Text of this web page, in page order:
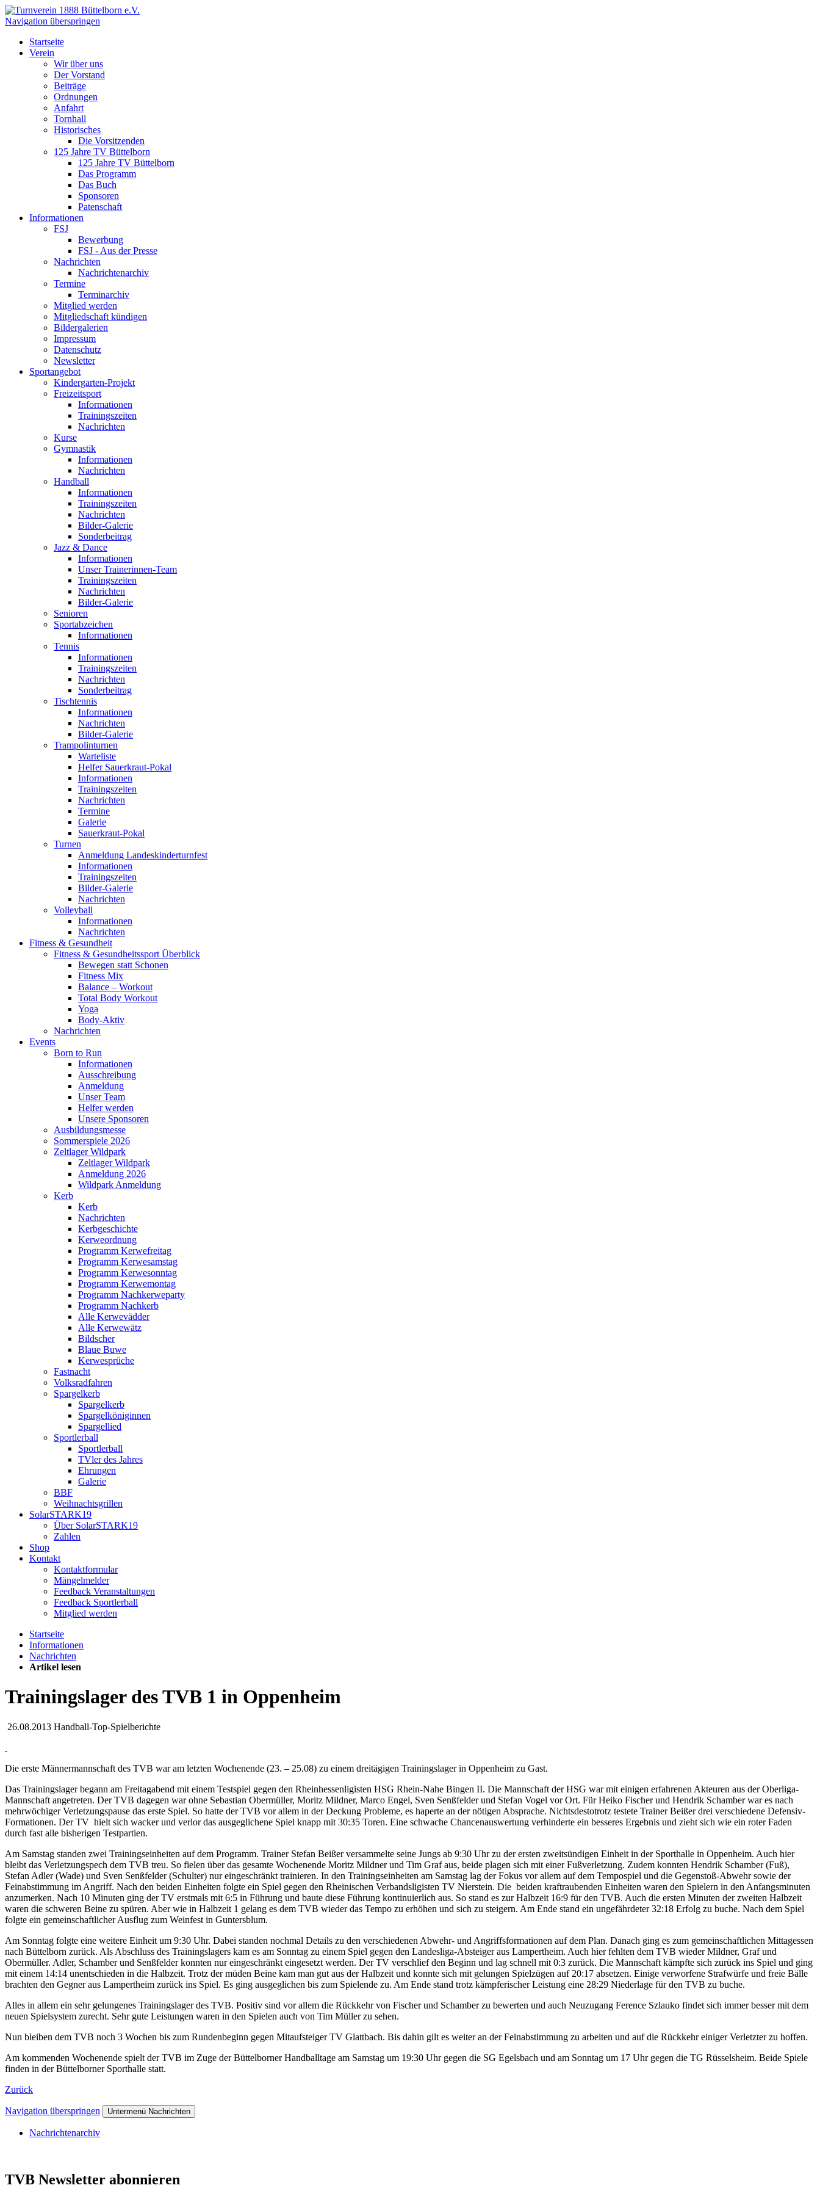
Navigation überspringen
Startseite
Verein
Wir über uns
Der Vorstand
Beiträge
Ordnungen
Anfahrt
Tornhall
Historisches
Die Vorsitzenden
125 Jahre TV Büttelborn
125 Jahre TV Büttelborn
Das Programm
Das Buch
Sponsoren
Patenschaft
Informationen
FSJ
Bewerbung
FSJ - Aus der Presse
Nachrichten
Nachrichtenarchiv
Termine
Terminarchiv
Mitglied werden
Mitgliedschaft kündigen
Bildergalerien
Impressum
Datenschutz
Newsletter
Sportangebot
Kindergarten-Projekt
Freizeitsport
Informationen
Trainingszeiten
Nachrichten
Kurse
Gymnastik
Informationen
Nachrichten
Handball
Informationen
Trainingszeiten
Nachrichten
Bilder-Galerie
Sonderbeitrag
Jazz & Dance
Informationen
Unser Trainerinnen-Team
Trainingszeiten
Nachrichten
Bilder-Galerie
Senioren
Sportabzeichen
Informationen
Tennis
Informationen
Trainingszeiten
Nachrichten
Sonderbeitrag
Tischtennis
Informationen
Nachrichten
Bilder-Galerie
Trampolinturnen
Warteliste
Helfer Sauerkraut-Pokal
Informationen
Trainingszeiten
Nachrichten
Termine
Galerie
Sauerkraut-Pokal
Turnen
Anmeldung Landeskinderturnfest
Informationen
Trainingszeiten
Bilder-Galerie
Nachrichten
Volleyball
Informationen
Nachrichten
Fitness & Gesundheit
Fitness & Gesundheitssport Überblick
Bewegen statt Schonen
Fitness Mix
Balance – Workout
Total Body Workout
Yoga
Body-Aktiv
Nachrichten
Events
Born to Run
Informationen
Ausschreibung
Anmeldung
Unser Team
Helfer werden
Unsere Sponsoren
Ausbildungsmesse
Sommerspiele 2026
Zeltlager Wildpark
Zeltlager Wildpark
Anmeldung 2026
Wildpark Anmeldung
Kerb
Kerb
Nachrichten
Kerbgeschichte
Kerweordnung
Programm Kerwefreitag
Programm Kerwesamstag
Programm Kerwesonntag
Programm Kerwemontag
Programm Nachkerweparty
Programm Nachkerb
Alle Kerwevädder
Alle Kerwewätz
Bildscher
Blaue Buwe
Kerwesprüche
Fastnacht
Volksradfahren
Spargelkerb
Spargelkerb
Spargelköniginnen
Spargellied
Sportlerball
Sportlerball
TVler des Jahres
Ehrungen
Galerie
BBF
Weihnachtsgrillen
SolarSTARK19
Über SolarSTARK19
Zahlen
Shop
Kontakt
Kontaktformular
Mängelmelder
Feedback Veranstaltungen
Feedback Sportlerball
Mitglied werden
Startseite
Informationen
Nachrichten
Artikel lesen
Trainingslager des TVB 1 in Oppenheim
26.08.2013 Handball-Top-Spielberichte
Die erste Männermannschaft des TVB war am letzten Wochenende (23. – 25.08) zu einem dreitägigen Trainingslager in Oppenheim zu Gast.
Das Trainingslager begann am Freitagabend mit einem Testspiel gegen den Rheinhessenligisten HSG Rhein-Nahe Bingen II. Die Mannschaft der HSG war mit einigen erfahrenen Akteuren aus der Oberliga-
Mannschaft angetreten. Der TVB dagegen war ohne Sebastian Obermüller, Moritz Mildner, Marco Engel, Sven Senßfelder und Stefan Vogel vor Ort. Für Heiko Fischer und Hendrik Schamber war es nach
mehrwöchiger Verletzungspause das erste Spiel. So hatte der TVB vor allem in der Deckung Probleme, es haperte an der nötigen Absprache. Nichtsdestotrotz testete Trainer Beißer drei verschiedene Defensiv-
Formationen. Der TV hielt sich wacker und verlor das ausgeglichene Spiel knapp mit 30:35 Toren. Eine schwache Chancenauswertung verhinderte ein besseres Ergebnis und zieht sich wie ein roter Faden
durch fast alle bisherigen Testpartien.
Am Samstag standen zwei Trainingseinheiten auf dem Programm. Trainer Stefan Beißer versammelte seine Jungs ab 9:30 Uhr zu der ersten zweitsündigen Einheit in der Sporthalle in Oppenheim. Auch hier
bleibt das Verletzungspech dem TVB treu. So fielen über das gesamte Wochenende Moritz Mildner und Tim Graf aus, beide plagen sich mit einer Fußverletzung. Zudem konnten Hendrik Schamber (Fuß),
Stefan Adler (Wade) und Sven Senßfelder (Schulter) nur eingeschränkt trainieren. In den Trainingseinheiten am Samstag lag der Fokus vor allem auf dem Tempospiel und die Gegenstoß-Abwehr sowie der
Feinabstimmung im Angriff. Nach den beiden Einheiten folgte ein Spiel gegen den Rheinischen Verbandsligisten TV Nierstein. Die beiden kraftraubenden Einheiten waren den Spielern in den Anfangsminuten
anzumerken. Nach 10 Minuten ging der TV erstmals mit 6:5 in Führung und baute diese Führung kontinuierlich aus. So stand es zur Halbzeit 16:9 für den TVB. Auch die ersten Minuten der zweiten Halbzeit
waren die schweren Beine zu spüren. Aber wie in Halbzeit 1 gelang es dem TVB wieder das Tempo zu erhöhen und sich zu steigern. Am Ende stand ein ungefährdeter 32:18 Erfolg zu buche. Nach dem Spiel
folgte ein gemeinschaftlicher Ausflug zum Weinfest in Guntersblum.
Am Sonntag folgte eine weitere Einheit um 9:30 Uhr. Dabei standen nochmal Details zu den verschiedenen Abwehr- und Angriffsformationen auf dem Plan. Danach ging es zum gemeinschaftlichen Mittagessen
nach Büttelborn zurück. Als Abschluss des Trainingslagers kam es am Sonntag zu einem Spiel gegen den Landesliga-Absteiger aus Lampertheim. Auch hier fehlten dem TVB wieder Mildner, Graf und
Obermüller. Adler, Schamber und Senßfelder konnten nur eingeschränkt eingesetzt werden. Der TV verschlief den Beginn und lag schnell mit 0:3 zurück. Die Mannschaft kämpfte sich zurück ins Spiel und ging
mit einem 14:14 unentschieden in die Halbzeit. Trotz der müden Beine kam man gut aus der Halbzeit und konnte sich mit gelungen Spielzügen auf 20:17 absetzen. Einige verworfene Strafwürfe und freie Bälle
brachten den Gegner aus Lampertheim zurück ins Spiel. Es ging ausgeglichen bis zum Spielende zu. Am Ende stand trotz kämpferischer Leistung eine 28:29 Niederlage für den TVB zu buche.
Alles in allem ein sehr gelungenes Trainingslager des TVB. Positiv sind vor allem die Rückkehr von Fischer und Schamber zu bewerten und auch Neuzugang Ference Szlauko findet sich immer besser mit dem
neuen Spielsystem zurecht. Sehr gute Leistungen waren in den Spielen auch von Tim Müller zu sehen.
Nun bleiben dem TVB noch 3 Wochen bis zum Rundenbeginn gegen Mitaufsteiger TV Glattbach. Bis dahin gilt es weiter an der Feinabstimmung zu arbeiten und auf die Rückkehr einiger Verletzter zu hoffen.
Am kommenden Wochenende spielt der TVB im Zuge der Büttelborner Handballtage am Samstag um 19:30 Uhr gegen die SG Egelsbach und am Sonntag um 17 Uhr gegen die TG Rüsselsheim. Beide Spiele
finden in der Büttelborner Sporthalle statt.
Zurück
Navigation überspringen Untermenü Nachrichten
Nachrichtenarchiv
TVB Newsletter abonnieren